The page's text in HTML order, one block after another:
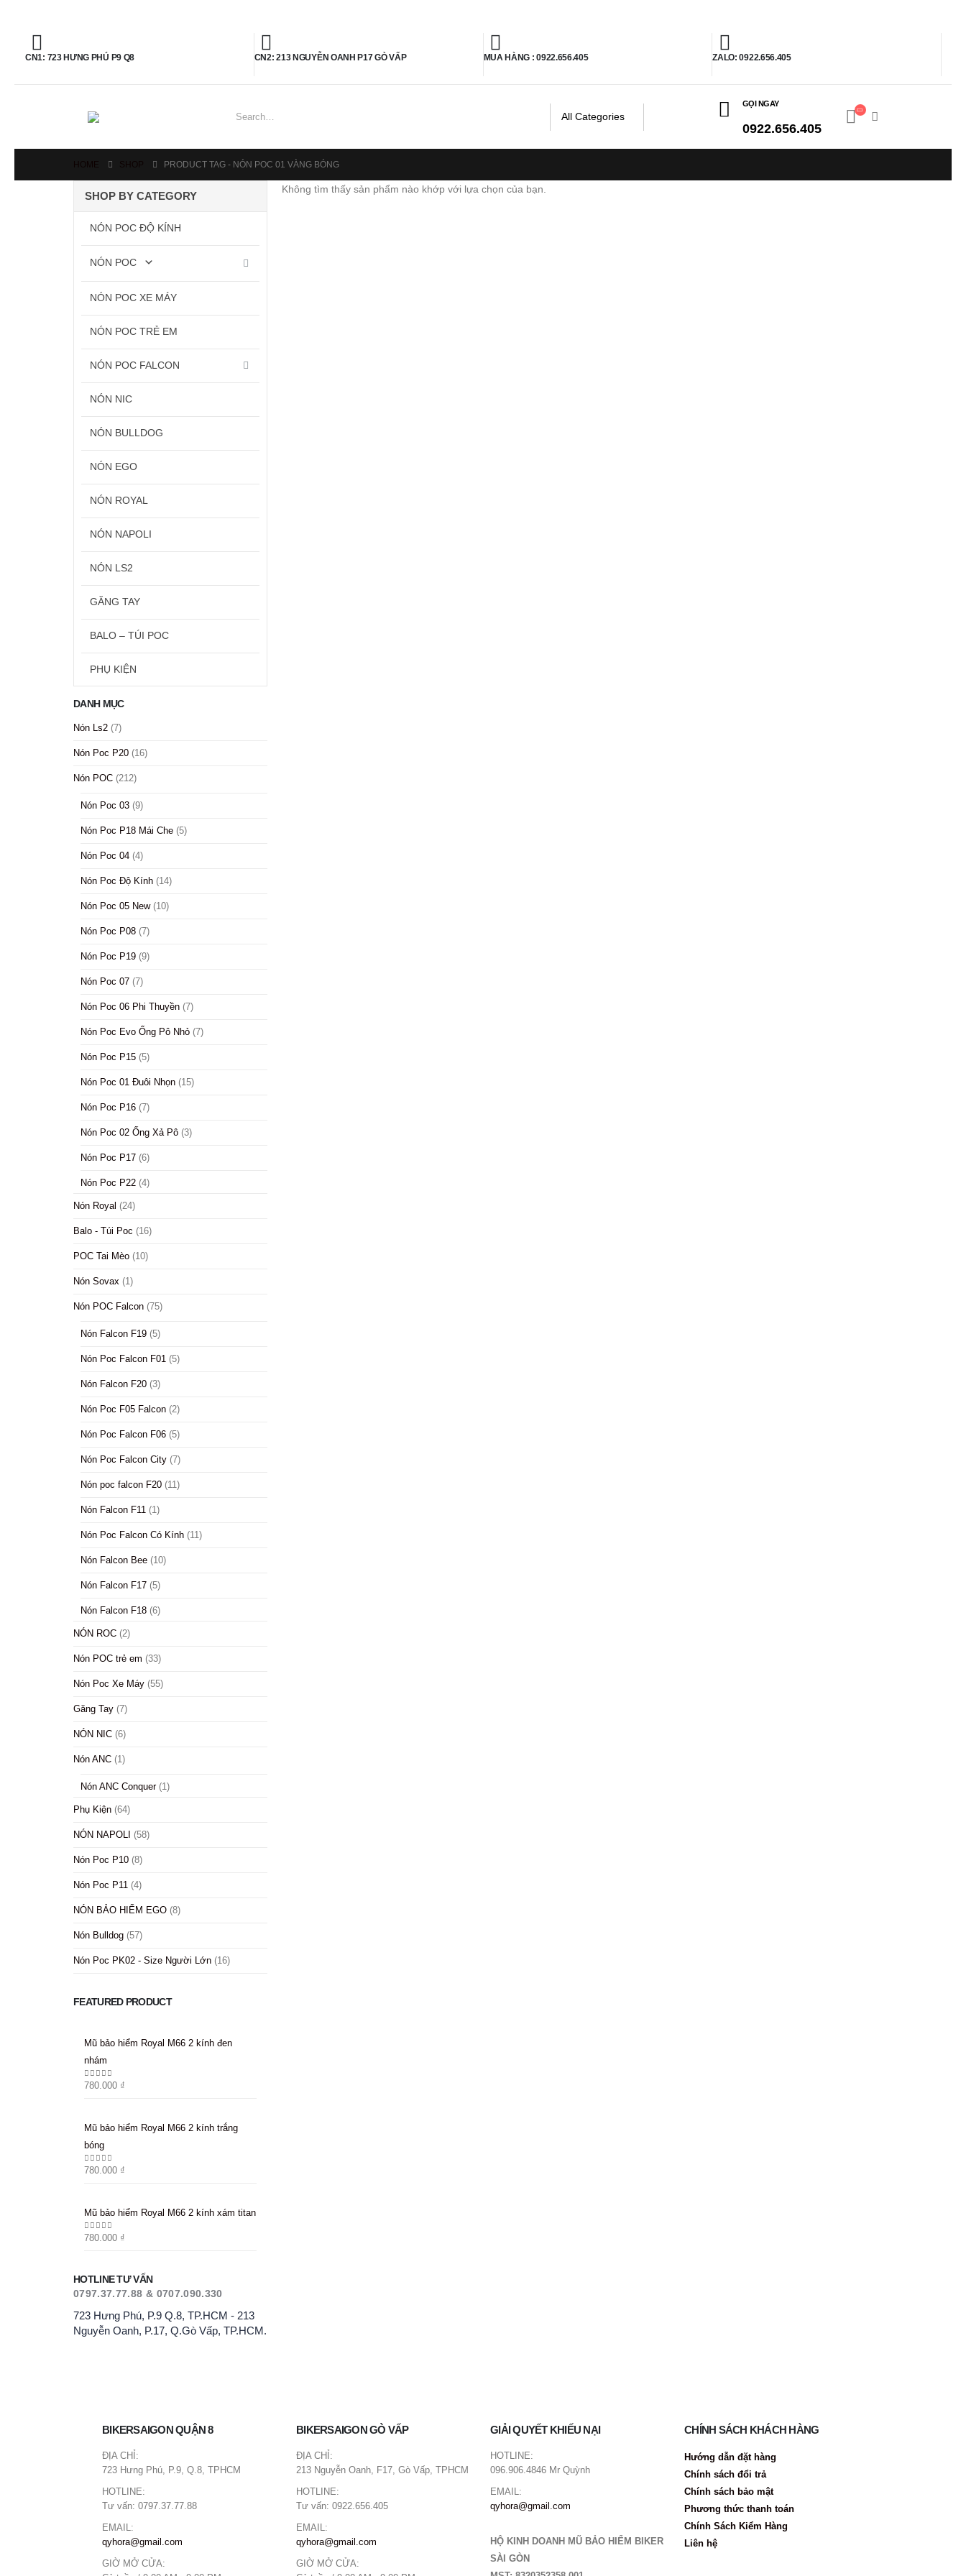
CN1: 723 HƯNG PHÚ P9 Q8 CN2: 213 NGUYỄN OANH P17 GÒ VẤP MUA HÀNG : 0922.656.405 ZALO: 0922.656.405
GỌI NGAY
0922.656.405
PRODUCT TAG - NÓN POC 01 VÀNG BÓNG
Không tìm thấy sản phẩm nào khớp với lựa chọn của bạn.
SHOP BY CATEGORY
NÓN POC ĐỘ KÍNH
NÓN POC
NÓN POC XE MÁY
NÓN POC TRẺ EM
NÓN POC FALCON
NÓN NIC
NÓN BULLDOG
NÓN EGO
NÓN ROYAL
NÓN NAPOLI
NÓN LS2
GĂNG TAY
BALO – TÚI POC
PHỤ KIỆN
DANH MỤC
Nón Ls2 (7)
Nón Poc P20 (16)
Nón POC (212)
Nón Poc 03 (9)
Nón Poc P18 Mái Che (5)
Nón Poc 04 (4)
Nón Poc Độ Kính (14)
Nón Poc 05 New (10)
Nón Poc P08 (7)
Nón Poc P19 (9)
Nón Poc 07 (7)
Nón Poc 06 Phi Thuyền (7)
Nón Poc Evo Ống Pô Nhỏ (7)
Nón Poc P15 (5)
Nón Poc 01 Đuôi Nhọn (15)
Nón Poc P16 (7)
Nón Poc 02 Ống Xả Pô (3)
Nón Poc P17 (6)
Nón Poc P22 (4)
Nón Royal (24)
Balo - Túi Poc (16)
POC Tai Mèo (10)
Nón Sovax (1)
Nón POC Falcon (75)
Nón Falcon F19 (5)
Nón Poc Falcon F01 (5)
Nón Falcon F20 (3)
Nón Poc F05 Falcon (2)
Nón Poc Falcon F06 (5)
Nón Poc Falcon City (7)
Nón poc falcon F20 (11)
Nón Falcon F11 (1)
Nón Poc Falcon Có Kính (11)
Nón Falcon Bee (10)
Nón Falcon F17 (5)
Nón Falcon F18 (6)
NÓN ROC (2)
Nón POC trẻ em (33)
Nón Poc Xe Máy (55)
Găng Tay (7)
NÓN NIC (6)
Nón ANC (1)
Nón ANC Conquer (1)
Phụ Kiện (64)
NÓN NAPOLI (58)
Nón Poc P10 (8)
Nón Poc P11 (4)
NÓN BẢO HIỂM EGO (8)
Nón Bulldog (57)
Nón Poc PK02 - Size Người Lớn (16)
FEATURED PRODUCT
Mũ bảo hiểm Royal M66 2 kính đen
nhám
0out of 5
780.000 ₫
Mũ bảo hiểm Royal M66 2 kính trắng
bóng
0out of 5
780.000 ₫
Mũ bảo hiểm Royal M66 2 kính xám titan
0out of 5
780.000 ₫
HOTLINE TƯ VẤN
0797.37.77.88 & 0707.090.330
723 Hưng Phú, P.9 Q.8, TP.HCM - 213
Nguyễn Oanh, P.17, Q.Gò Vấp, TP.HCM.
BIKERSAIGON QUẬN 8
ĐỊA CHỈ:
723 Hưng Phú, P.9, Q.8, TPHCM
HOTLINE:
Tư vấn: 0797.37.77.88
EMAIL:
qyhora@gmail.com
GIỜ MỞ CỬA:
BIKERSAIGON GÒ VẤP
ĐỊA CHỈ:
213 Nguyễn Oanh, F17, Gò Vấp, TPHCM
HOTLINE:
Tư vấn: 0922.656.405
EMAIL:
qyhora@gmail.com
GIỜ MỞ CỬA:
GIẢI QUYẾT KHIẾU NẠI
HOTLINE:
096.906.4846 Mr Quỳnh
EMAIL:
qyhora@gmail.com
HỘ KINH DOANH MŨ BẢO HIỂM BIKER
SÀI GÒN
CHÍNH SÁCH KHÁCH HÀNG
Hướng dẫn đặt hàng
Chính sách đổi trả
Chính sách bảo mật
Phương thức thanh toán
Chính Sách Kiểm Hàng
Liên hệ